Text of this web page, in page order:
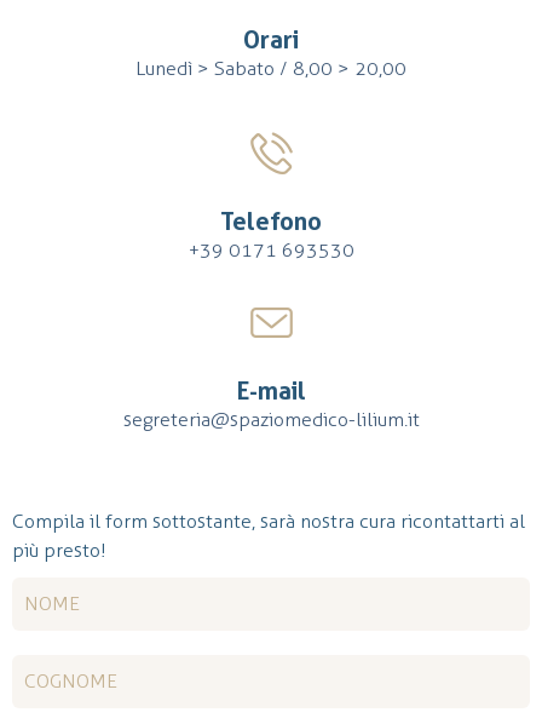
Orari
Lunedì > Sabato / 8,00 > 20,00
Telefono
+39 0171 693530
E-mail
segreteria@spaziomedico-lilium.it
Compila il form sottostante, sarà nostra cura ricontattarti al
più presto!